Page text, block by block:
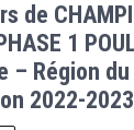
de
1
– Région du
2022-2023